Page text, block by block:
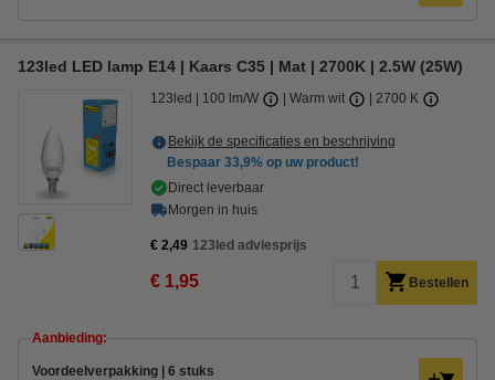
123led LED lamp E14 | Kaars C35 | Mat | 2700K | 2.5W (25W)
123led 100 lm/W Warm wit 2700 K
Bekijk de specificaties en beschrijving
Bespaar 33,9% op uw product!
Direct leverbaar
Morgen in huis
€ 2,49 123led adviesprijs
€ 1,95 Bestellen
Aanbieding:
Voordeelverpakking | 6 stuks